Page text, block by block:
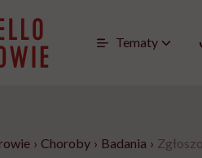
Tematy
› Choroby › Badania ›